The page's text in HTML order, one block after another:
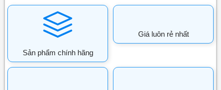
Sản phẩm chính hãng
Giá luôn rẻ nhất